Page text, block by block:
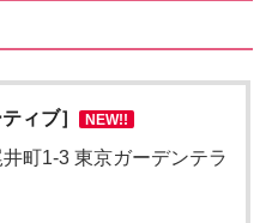
ティブ］ NEW!!
町1-3 東京ガーデンテラ